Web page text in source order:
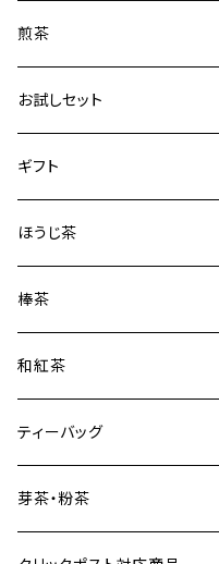
煎茶
はつつみ
ずいうん
こうぎょく
みどり
おくみどり
在来種
かなやみどり
お試しセット
煎茶3種
品種茶3種
ギフト
缶ギフト
袋ギフト
ほうじ茶
棒茶
和紅茶
ティーバッグ
芽茶・粉茶